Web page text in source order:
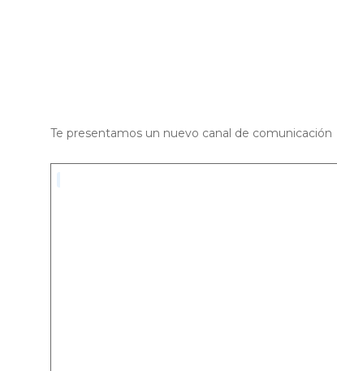
Te presentamos un nuevo canal de comunicación